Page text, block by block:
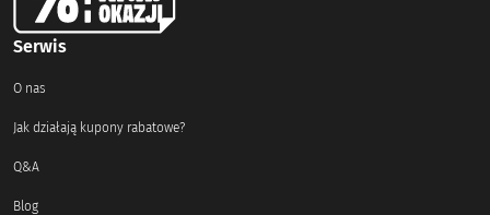
Serwis
O nas
Jak działają kupony rabatowe?
Q&A
Blog